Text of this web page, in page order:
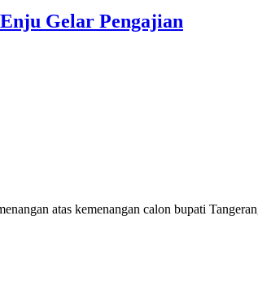
Gelar Pengajian
atas kemenangan calon bupati